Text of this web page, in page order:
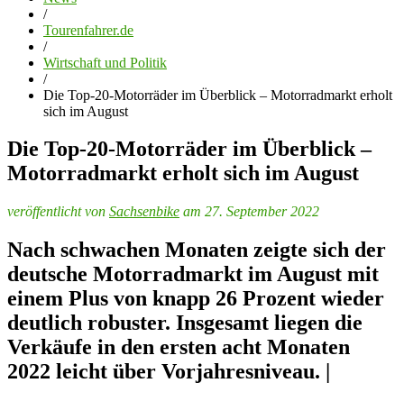
/
Tourenfahrer.de
/
Wirtschaft und Politik
/
Die Top-20-Motorräder im Überblick – Motorradmarkt erholt
sich im August
Die Top-20-Motorräder im Überblick –
Motorradmarkt erholt sich im August
veröffentlicht von Sachsenbike am 27. September 2022
Nach schwachen Monaten zeigte sich der
deutsche Motorradmarkt im August mit
einem Plus von knapp 26 Prozent wieder
deutlich robuster. Insgesamt liegen die
Verkäufe in den ersten acht Monaten
2022 leicht über Vorjahresniveau. |